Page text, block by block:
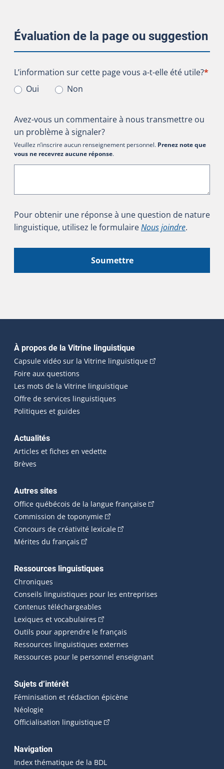
Évaluation de la page ou suggestion
L’information sur cette page vous a-t-elle été utile?
L’information sur cette page vous a-t-elle été utile?*
Oui
Non
Avez-vous un commentaire à nous transmettre ou
un problème à signaler?
Veuillez n’inscrire aucun renseignement personnel. Prenez note que
vous ne recevrez aucune réponse.
Pour obtenir une réponse à une question de nature
linguistique, utilisez le formulaireNous joindre.
Soumettre
Navigation principale
À propos de la Vitrine linguistique
Capsule vidéo sur la Vitrine linguistique(Cet hyperlien
Foire aux questions
Les mots de la Vitrine linguistique
Offre de services linguistiques
Politiques et guides
Actualités
Articles et fiches en vedette
Brèves
Autres sites
Office québécois de la langue française(Cet hyperlien
Commission de toponymie(Cet hyperlien externe s'ouvrira
Concours de créativité lexicale(Cet hyperlien externe
Mérites du français (Cet hyperlien externe s'ouvrira dans une
Ressources linguistiques
Chroniques
Conseils linguistiques pour les entreprises
Contenus téléchargeables
Lexiques et vocabulaires (Cet hyperlien externe s'ouvrira
Outils pour apprendre le français
Ressources linguistiques externes
Ressources pour le personnel enseignant
Sujets d’intérêt
Féminisation et rédaction épicène
Néologie
Officialisation linguistique(Cet hyperlien externe s'ouvrira
Navigation
Index thématique de la BDL